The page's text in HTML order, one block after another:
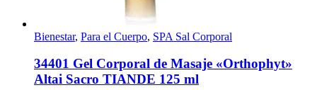
Bienestar, Para el Cuerpo, SPA Sal Corporal
34401 Gel Corporal de Masaje «Оrthophyt»
Altai Sacro TIANDE 125 ml